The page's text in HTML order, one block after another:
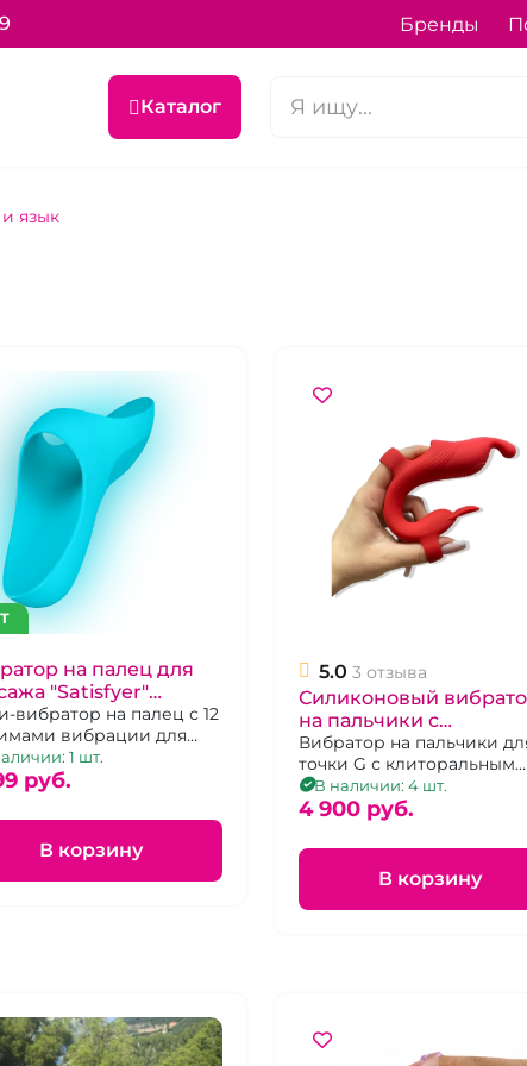
Бренды
Каталог
язык
на палец для
"Satisfyer"
вибратор на палец с 12
вибрации для
всех эрогенных
1 шт.
pуб.
В корзину
5.0 3 отзыва
Силиконовый
на пальчики с
клиторальным
стимулятором "Finger G
spot" красный
Вибратор на пальчики
точки G с клиторальным
стимулятором Зарядка
В наличии: 4 шт.
4 900 pуб.
В корзину